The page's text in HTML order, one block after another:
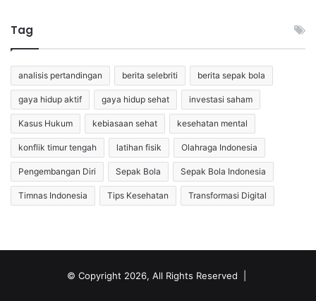
Tag
analisis pertandingan berita selebriti berita sepak bola
gaya hidup aktif gaya hidup sehat investasi saham
Kasus Hukum kebiasaan sehat kesehatan mental
konflik timur tengah latihan fisik Olahraga Indonesia
Pengembangan Diri Sepak Bola Sepak Bola Indonesia
Timnas Indonesia Tips Kesehatan Transformasi Digital
© Copyright 2026, All Rights Reserved |